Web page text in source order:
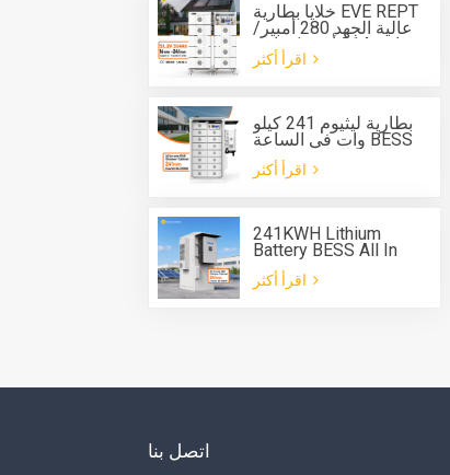
خلايا بطارية EVE REPT
عالية الجهد 280 أمبير/
ساعة 314 أمبير/ساعة
نظام بطارية من النوع
بطارية ليثيوم 241 كيلو
وات في الساعة BESS
خزانة الكل في واحد
لنظام تخزين الطاقة
241KWH Lithium
Battery BESS All In
One Cabinet with Deye
three phase Hybrid
اتصل بنا